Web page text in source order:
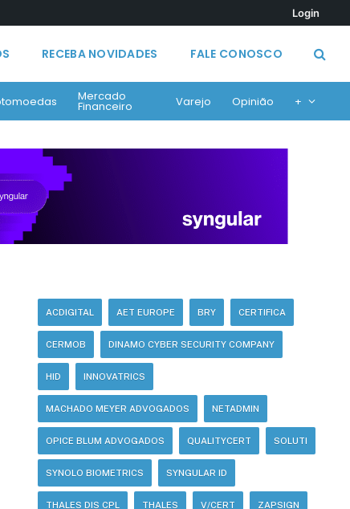
Login
RECEBA NOVIDADES FALE CONOSCO
Mercado
Financeiro Varejo Opinião +
ACDIGITAL AET EUROPE BRY CERTIFICA
CERMOB DINAMO CYBER SECURITY COMPANY
HID INNOVATRICS
MACHADO MEYER ADVOGADOS NETADMIN
OPICE BLUM ADVOGADOS QUALITYCERT SOLUTI
SYNOLO BIOMETRICS SYNGULAR ID
THALES DIS CPL THALES V/CERT ZAPSIGN